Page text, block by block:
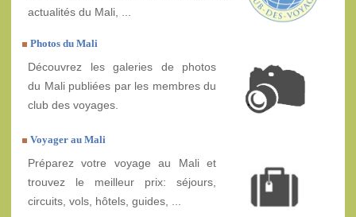
actualités du Mali, ...
Photos du Mali
Découvrez les galeries de photos
du Mali publiées par les membres du
club des voyages.
Voyager au Mali
Préparez votre voyage au Mali et
trouvez le meilleur prix: séjours,
circuits, vols, hôtels, guides, ...